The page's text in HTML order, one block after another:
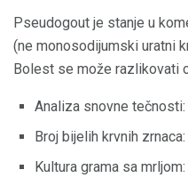
Pseudogout je stanje u
(ne monosodijumski uratni
Bolest se može razlikovati
Analiza snovne
Broj bijelih krvnih
Kultura grama sa